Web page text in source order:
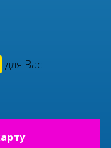
для Вас